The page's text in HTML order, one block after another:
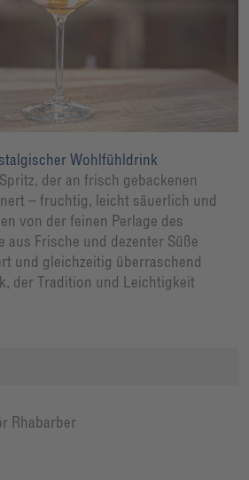
Wohlfühldrink
der an frisch gebackenen
– fruchtig, leicht säuerlich und
von der feinen Perlage des
aus Frische und dezenter Süße
und gleichzeitig überraschend
der Tradition und Leichtigkeit
Rhabarber